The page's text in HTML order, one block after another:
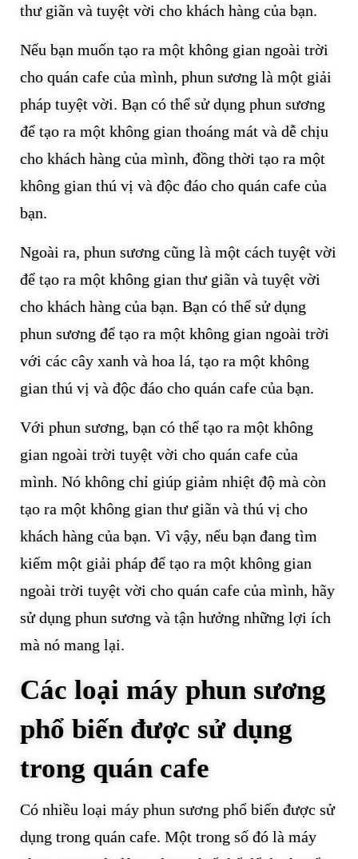
thư giãn và tuyệt vời cho khách hàng của bạn.
Nếu bạn muốn tạo ra một không gian ngoài trời
cho quán cafe của mình, phun sương là một giải
pháp tuyệt vời. Bạn có thể sử dụng phun sương
để tạo ra một không gian thoáng mát và dễ chịu
cho khách hàng của mình, đồng thời tạo ra một
không gian thú vị và độc đáo cho quán cafe của
bạn.
Ngoài ra, phun sương cũng là một cách tuyệt vời
để tạo ra một không gian thư giãn và tuyệt vời
cho khách hàng của bạn. Bạn có thể sử dụng
phun sương để tạo ra một không gian ngoài trời
với các cây xanh và hoa lá, tạo ra một không
gian thú vị và độc đáo cho quán cafe của bạn.
Với phun sương, bạn có thể tạo ra một không
gian ngoài trời tuyệt vời cho quán cafe của
mình. Nó không chỉ giúp giảm nhiệt độ mà còn
tạo ra một không gian thư giãn và thú vị cho
khách hàng của bạn. Vì vậy, nếu bạn đang tìm
kiếm một giải pháp để tạo ra một không gian
ngoài trời tuyệt vời cho quán cafe của mình, hãy
sử dụng phun sương và tận hưởng những lợi ích
mà nó mang lại.
Các loại máy phun sương
phổ biến được sử dụng
trong quán cafe
Có nhiều loại máy phun sương phổ biến được sử
dụng trong quán cafe. Một trong số đó là máy